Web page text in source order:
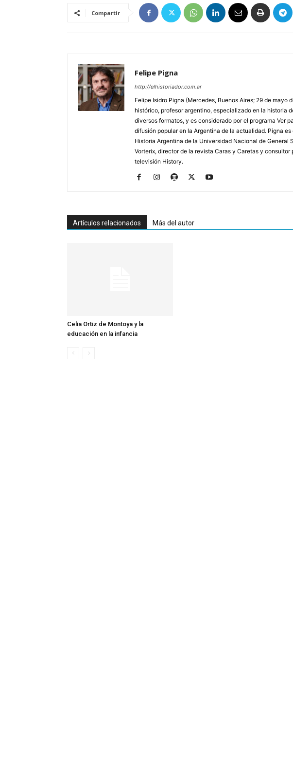
Compartir
Felipe Pigna
http://elhistoriador.com.ar
Felipe Isidro Pigna (Mercedes, Buenos Aires; 29 de mayo
histórico, profesor argentino, especializado en la historia
diversos formatos, y es considerado por el programa Ver
difusión popular en la Argentina de la actualidad. Pigna
Historia Argentina de la Universidad Nacional de General
Vorterix, director de la revista Caras y Caretas y
televisión History.
Artículos relacionados Más del autor
Celia Ortiz de Montoya y la
educación en la infancia